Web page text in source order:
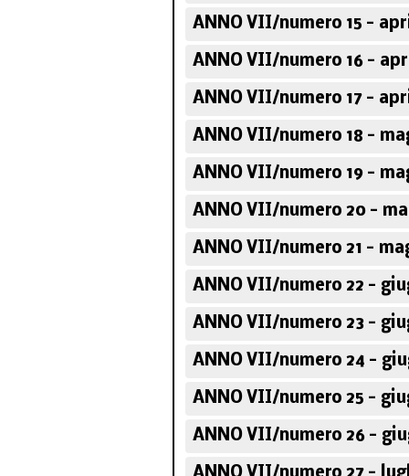
ANNO VII/numero 15 -
ANNO VII/numero 16 -
ANNO VII/numero 17 -
ANNO VII/numero 18 -
ANNO VII/numero 19 -
ANNO VII/numero 20 -
ANNO VII/numero 21 -
ANNO VII/numero 22 -
ANNO VII/numero 23 -
ANNO VII/numero 24 -
ANNO VII/numero 25 -
ANNO VII/numero 26 -